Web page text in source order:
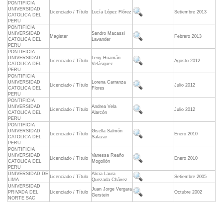
PONTIFICIA
UNIVERSIDAD
CATOLICA DEL
PERU
Licenciado / Título Lucía López Flórez Setiembre 2013
PONTIFICIA
UNIVERSIDAD
CATOLICA DEL
PERU
Magister
Sandro Macassi
Lavander
Febrero 2013
PONTIFICIA
UNIVERSIDAD
CATOLICA DEL
PERU
Licenciado / Título
Leny Huamán
Velásquez
Agosto 2012
PONTIFICIA
UNIVERSIDAD
CATOLICA DEL
PERU
Licenciado / Título
Lorena Carranza
Flores
Julio 2012
PONTIFICIA
UNIVERSIDAD
CATOLICA DEL
PERU
Licenciado / Título
Andrea Vela
Alarcón
Julio 2012
PONTIFICIA
UNIVERSIDAD
CATOLICA DEL
PERU
Licenciado / Título
Gisella Salmón
Salazar
Enero 2010
PONTIFICIA
UNIVERSIDAD
CATOLICA DEL
PERU
Licenciado / Título
Vanessa Reaño
Mogollón
Enero 2010
UNIVERSIDAD DE
LIMA
Licenciado / Título
Alicia Laura
Quezada Chávez
Setiembre 2005
UNIVERSIDAD
PRIVADA DEL
NORTE SAC
Licenciado / Título
Juan Jorge Vergara
Gerstein
Octubre 2002